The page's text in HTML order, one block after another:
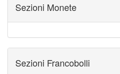
CARTELLE FILATELICHE MARINI
FOGLI FILATELICI VATICANO 37
FOGLI MARINI PERIODI SEPARATI
Sezioni Monete
Sezioni Francobolli